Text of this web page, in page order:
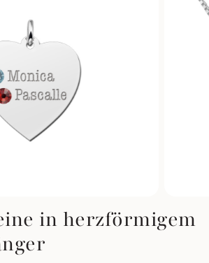
in herzförmigem